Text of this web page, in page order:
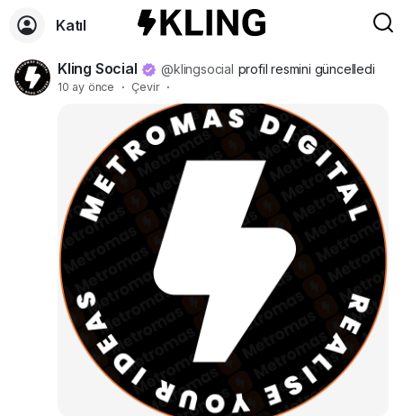
Katıl
Kling Social @klingsocial profil resmini güncelledi
10 ay önce · Çevir ·